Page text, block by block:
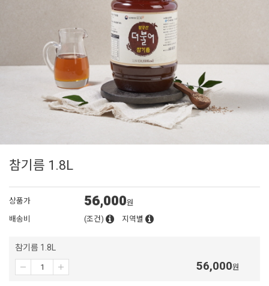
참기름 1.8L
상품가 56,000원
배송비
(조건) 지역별
참기름 1.8L
56,000원